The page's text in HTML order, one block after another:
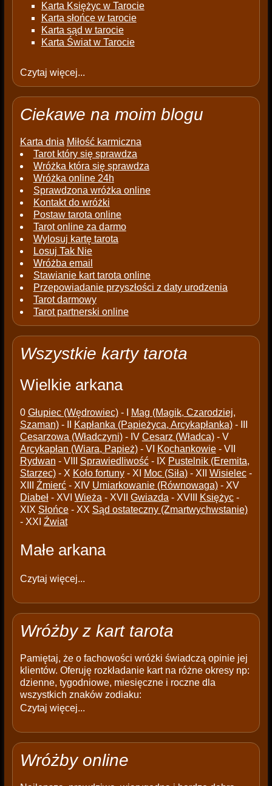
Karta Księżyc w Tarocie
Karta słońce w tarocie
Karta sąd w tarocie
Karta Świat w Tarocie
Czytaj więcej...
Ciekawe na moim blogu
Karta dnia Miłość karmiczna
Tarot który się sprawdza
Wróżka która się sprawdza
Wróżka online 24h
Sprawdzona wróżka online
Kontakt do wróżki
Postaw tarota online
Tarot online za darmo
Wylosuj kartę tarota
Losuj Tak Nie
Wróżba email
Stawianie kart tarota online
Przepowiadanie przyszłości z daty urodzenia
Tarot darmowy
Tarot partnerski online
Wszystkie karty tarota
Wielkie arkana
0 Głupiec (Wędrowiec)- I
Mag (Magik, Czarodziej,
Szaman)- II Kapłanka (Papieżyca, Arcykapłanka)- III
Cesarzowa (Władczyni)- IV Cesarz (Władca)- V
Arcykapłan (Wiara, Papież)- VI Kochankowie- VII
Rydwan - VIII Sprawiedliwość- IX Pustelnik (Eremita,
Starzec)- X Koło fortuny- XI Moc (Siła)- XII Wisielec-
XIII Źmierć- XIV Umiarkowanie (Równowaga)- XV
Diabeł- XVI Wieża - XVII Gwiazda - XVIII Księżyc-
XIX Słońce- XX Sąd ostateczny (Zmartwychwstanie)
- XXI Źwiat
Małe arkana
Czytaj więcej...
Wróżby z kart tarota
Pamiętaj, że o fachowości wróżki świadczą opinie jej
klientów. Oferuję rozkładanie kart na różne okresy np:
dzienne, tygodniowe, miesięczne i roczne dla
wszystkich znaków zodiaku:
Czytaj więcej...
Wróżby online